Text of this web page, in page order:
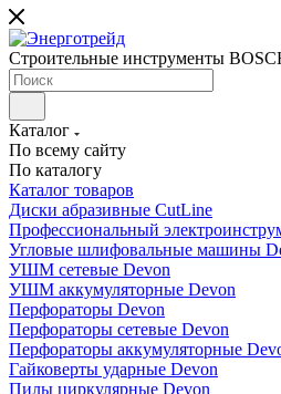
Строительные инструменты
Каталог
По всему сайту
По каталогу
Каталог товаров
Диски абразивные CutLine
Профессиональный
Угловые шлифовальные машины
УШМ сетевые Devon
УШМ аккумуляторные Devon
Перфораторы Devon
Перфораторы сетевые Devon
Перфораторы аккумуляторные
Гайковерты ударные Devon
Пилы циркулярные Devon